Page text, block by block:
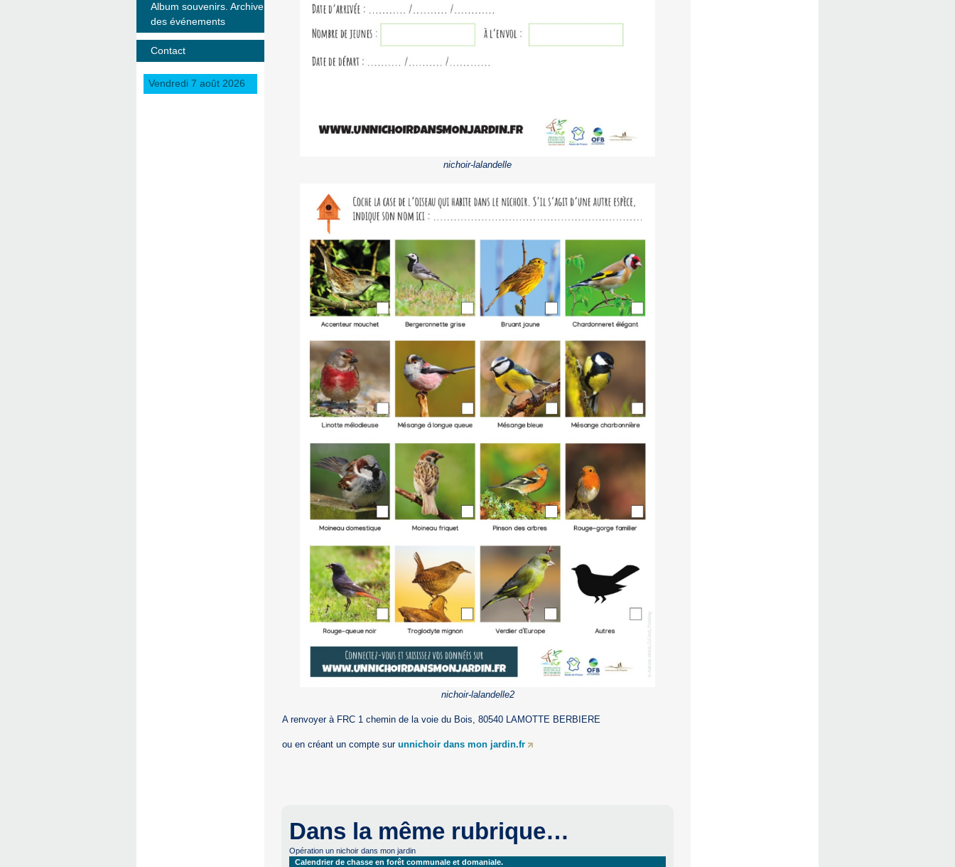
nichoir-lalandelle
nichoir-lalandelle2
A renvoyer à FRC 1 chemin de la voie du Bois, 80540 LAMOTTE BERBIERE
ou en créant un compte sur unnichoir dans mon jardin.fr
Dans la même rubrique…
Opération un nichoir dans mon jardin
Calendrier de chasse en forêt communale et domaniale.
Album souvenirs. Archive
des événements
Contact
Vendredi 7 août 2026